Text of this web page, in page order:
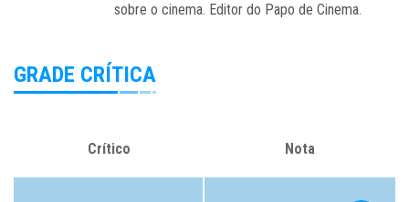
sobre o cinema. Editor do Papo de Cinema.
GRADE CRÍTICA
Crítico Nota